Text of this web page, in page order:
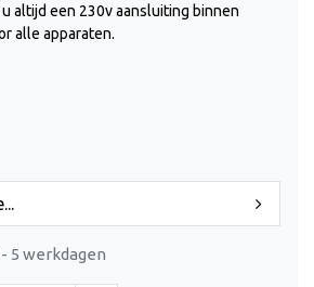
altijd een 230v aansluiting binnen
alle apparaten.
- 5 werkdagen